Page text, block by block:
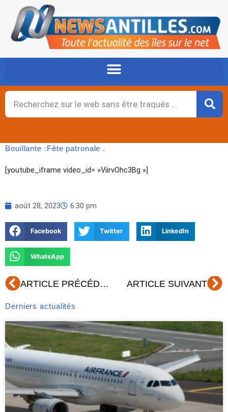
contenu
Rechercher
Bouillante :Fête patronale .
[youtube_iframe video_id= »ViirvOhc3Bg »]
août 28, 2023 6:30 pm
Facebook Twitter LinkedIn
WhatsApp
Précédent ARTICLE PRÉCÉDENT ARTICLE SUIVANT
Derniers actualités